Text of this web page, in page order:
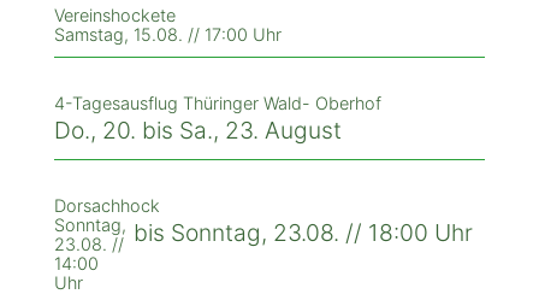
Vereinshockete
Samstag, 15.08. // 17:00 Uhr
4-Tagesausflug Thüringer Wald- Oberhof
Do., 20. bis Sa., 23. August
Dorsachhock
Sonntag,
23.08. //
14:00
Uhr
bis Sonntag, 23.08. // 18:00 Uhr